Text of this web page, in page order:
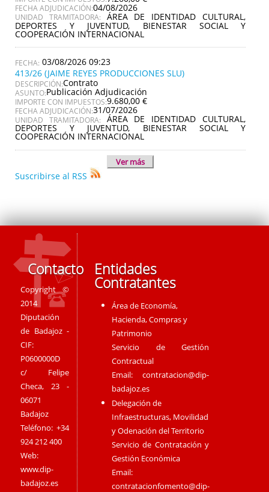
FECHA ADJUDICACIÓN:04/08/2026
UNIDAD TRAMITADORA: ÁREA DE IDENTIDAD CULTURAL,
DEPORTES Y JUVENTUD, BIENESTAR SOCIAL Y
COOPERACIÓN INTERNACIONAL
03/08/2026 09:23
413/26 (JAIME REYES PRODUCCIONES SLU)
DESCRIPCIÓN:Contrato
ASUNTO:Publicación Adjudicación
IMPORTE CON IMPUESTOS:9.680,00 €
FECHA ADJUDICACIÓN:31/07/2026
UNIDAD TRAMITADORA: ÁREA DE IDENTIDAD CULTURAL,
DEPORTES Y JUVENTUD, BIENESTAR SOCIAL Y
COOPERACIÓN INTERNACIONAL
Ver más
Suscribirse al RSS
Contacto
Copyright ©
2014
Diputación
de Badajoz -
CIF:
P0600000D
c/ Felipe
Checa, 23 -
06071
Badajoz
Teléfono: +34
924 212 400
Web:
www.dip-
badajoz.es
Entidades
Contratantes
Área de Economía,
Hacienda, Compras y
Patrimonio
Servicio de Gestión
Contractual
Email:contratacion@dip-
badajoz.es
Delegación de
Infraestructuras, Movilidad
y Odenación del Territorio
Servicio de Contratación y
Gestión Económica
Email:
contratacionfomento@dip-